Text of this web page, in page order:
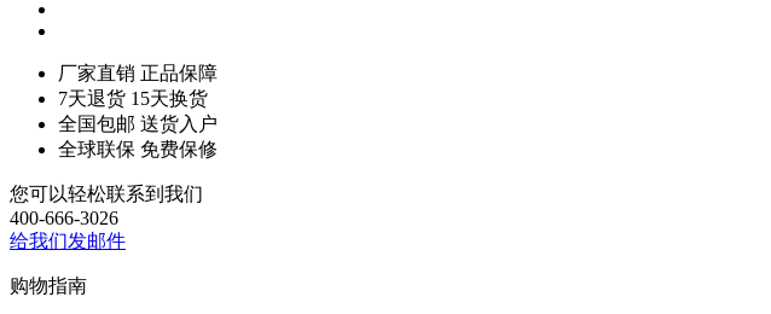
厂家直销 正品保障
7天退货 15天换货
全国包邮 送货入户
全球联保 免费保修
您可以轻松联系到我们
400-666-3026
给我们发邮件
购物指南